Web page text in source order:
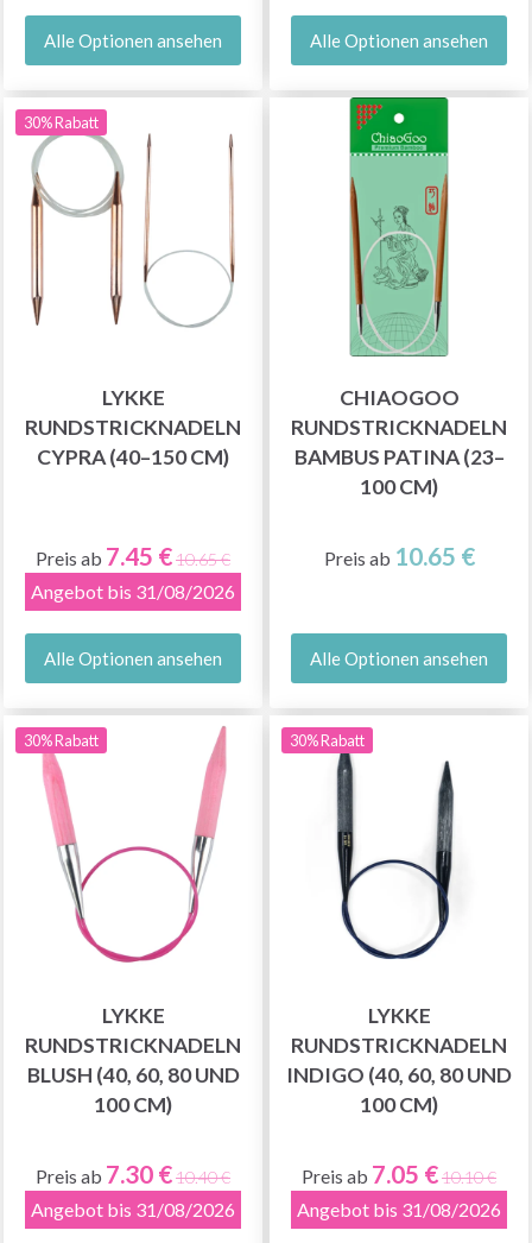
Alle Optionen ansehen Alle Optionen ansehen
30% Rabatt
LYKKE
RUNDSTRICKNADELN
CYPRA (40–150 CM)
Preis ab 7.45 €10.65 €
Angebot bis 31/08/2026
Alle Optionen ansehen
CHIAOGOO
RUNDSTRICKNADELN
BAMBUS PATINA (23–
100 CM)
Preis ab 10.65 €
Alle Optionen ansehen
30% Rabatt
LYKKE
RUNDSTRICKNADELN
BLUSH (40, 60, 80 UND
100 CM)
Preis ab 7.30 €10.40 €
Angebot bis 31/08/2026
30% Rabatt
LYKKE
RUNDSTRICKNADELN
INDIGO (40, 60, 80 UND
100 CM)
Preis ab 7.05 €10.10 €
Angebot bis 31/08/2026